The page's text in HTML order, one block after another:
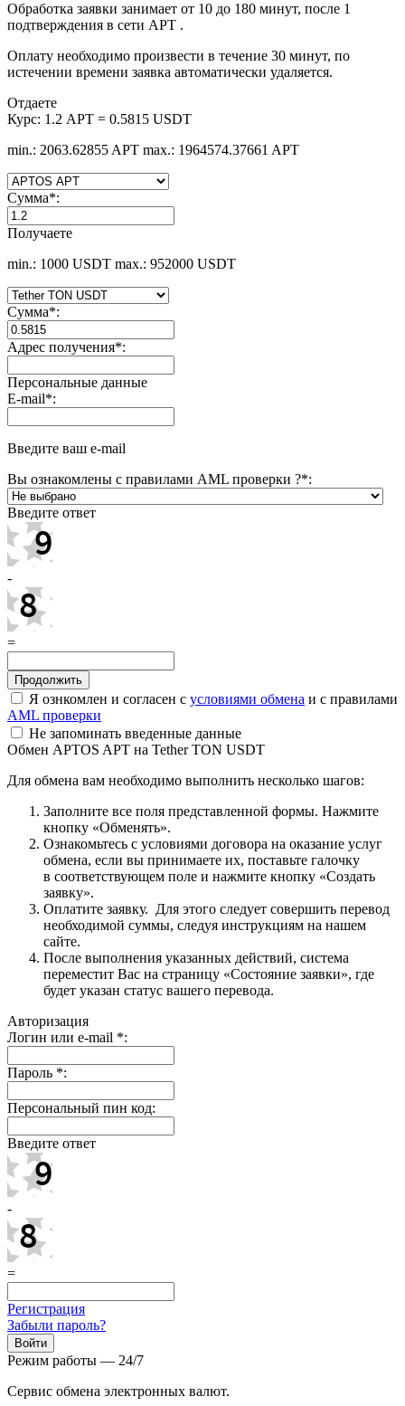
Обработка заявки занимает от 10 до 180 минут, после 1
подтверждения в сети APT .
Оплату необходимо произвести в течение 30 минут, по
истечении времени заявка автоматически удаляется.
Отдаете
Курс: 1.2 APT = 0.5815 USDT
min.: 2063.62855 APT max.: 1964574.37661 APT
Сумма*:
Получаете
min.: 1000 USDT max.: 952000 USDT
Сумма*:
Адрес получения*:
Персональные данные
E-mail*:
Введите ваш e-mail
Вы ознакомлены с правилами AML проверки ?*:
Введите ответ
-
=
Я ознкомлен и согласен с условиями обмена и с правилами
AML проверки
Не запоминать введенные данные
Обмен APTOS APT на Tether TON USDT
Для обмена вам необходимо выполнить несколько шагов:
Заполните все поля представленной формы. Нажмите
кнопку «Обменять».
Ознакомьтесь с условиями договора на оказание услуг
обмена, если вы принимаете их, поставьте галочку
в соответствующем поле и нажмите кнопку «Создать
заявку».
Оплатите заявку. Для этого следует совершить перевод
необходимой суммы, следуя инструкциям на нашем
сайте.
После выполнения указанных действий, система
переместит Вас на страницу «Состояние заявки», где
будет указан статус вашего перевода.
Авторизация
Логин или e-mail *:
Пароль *:
Персональный пин код:
Введите ответ
-
=
Регистрация
Забыли пароль?
Режим работы — 24/7
Сервис обмена электронных валют.